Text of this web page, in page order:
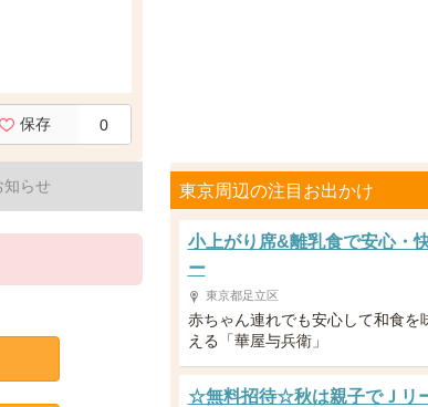
保存 0
知らせ 東京周辺の注目お出かけ
小上がり席&離乳食で安心・
ー
東京都足立区
赤ちゃん連れでも安心して和食を
える「華屋与兵衛」
☆無料招待☆秋は親子でＪリ